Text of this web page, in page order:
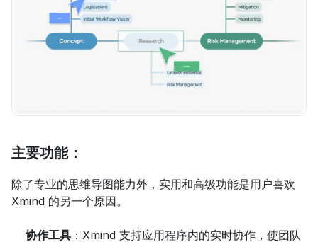
主要功能：
除了专业的思维导图能力外，实用和高级功能是用户喜欢
Xmind 的另一个原因。
协作工具 ：Xmind 支持应用程序内的实时协作，使团队